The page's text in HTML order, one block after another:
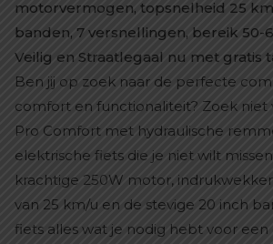
motorvermogen, topsnelheid 25
banden, 7 versnellingen, bereik 50-
Veilig en Straatlegaal nu met gratis
Ben jij op zoek naar de perfecte
comfort en functionaliteit? Zoek niet
Pro Comfort met hydraulische
elektrische fiets die je niet wilt
krachtige 250W motor,
van 25 km/u en de stevige 20 inch
fiets alles wat je nodig hebt voor